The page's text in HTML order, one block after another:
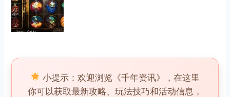
小提示：欢迎浏览《千年资讯》，在这里
你可以获取最新攻略、玩法技巧和活动信息，